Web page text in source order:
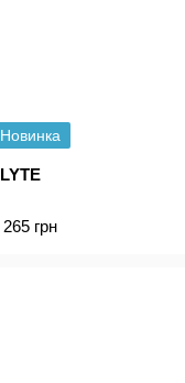
Новинка
265 грн